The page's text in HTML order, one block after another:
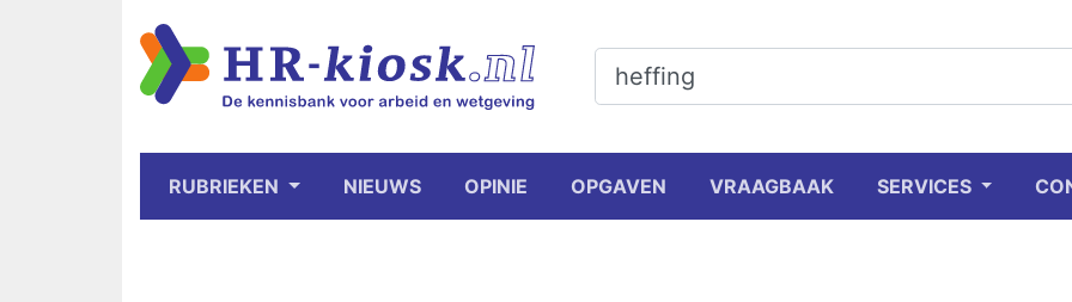
RUBRIEKEN NIEUWS OPINIE OPGAVEN VRAAGBAAK SERVICES